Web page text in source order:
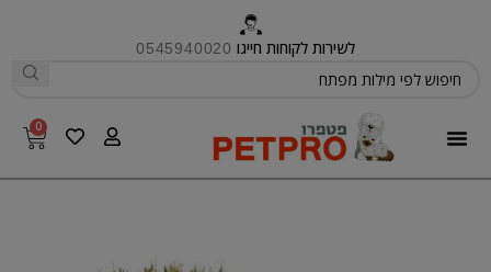
לשירות לקוחות חייגו 0545940020
0